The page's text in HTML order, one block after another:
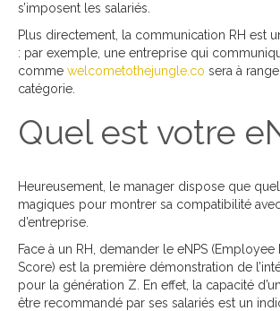
s’imposent les salariés.
Plus directement, la communication RH est
: par exemple, une entreprise qui
comme welcometothejungle.co sera à
catégorie.
Quel est votre
Heureusement, le manager dispose que
magiques pour montrer sa compatibilité
d’entreprise.
Face à un RH, demander le eNPS
Score) est la première démonstration de
pour la génération Z. En effet, la capacité
être recommandé par ses salariés est un